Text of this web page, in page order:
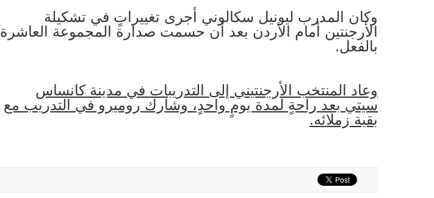
وكان المدرب ليونيل سكالوني أجرى تغييراتٍ في تشكيلة
الأرجنتين أمام الأردن بعد أن حسمت صدارة المجموعة العاشرة
بالفعل.
وعاد المنتخب الأرجنتيني إلى التدريبات في مدينة كانساس
سيتي بعد راحةٍ لمدة يومٍ واحدٍ، وشارك روميرو في التدريب مع
بقية زملائه.